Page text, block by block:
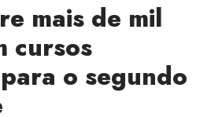
mais de mil
cursos
o segundo